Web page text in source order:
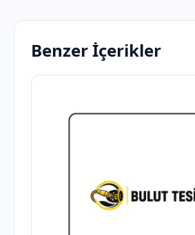
Benzer İçerikler